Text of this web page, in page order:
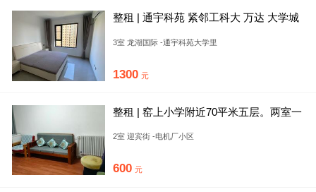
整租 | 通宇科苑 紧邻工科大 万达 大学城
3室 龙湖国际 -通宇科苑大学里
1300 元
整租 | 窑上小学附近70平米五层。两室一
2室 迎宾街 -电机厂小区
600 元